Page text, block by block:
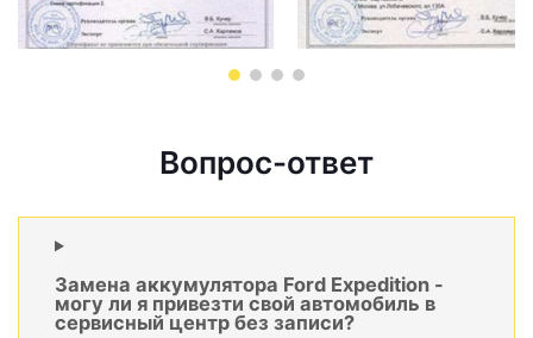
Вопрос-ответ
Замена аккумулятора Ford Expedition -
могу ли я привезти свой автомобиль в
сервисный центр без записи?